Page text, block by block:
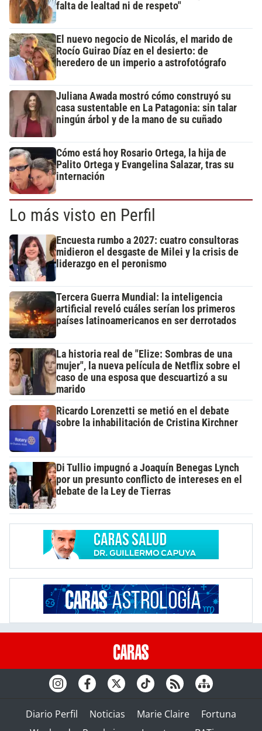
falta de lealtad ni de respeto"
El nuevo negocio de Nicolás, el marido de
Rocío Guirao Díaz en el desierto: de
heredero de un imperio a astrofotógrafo
Juliana Awada mostró cómo construyó su
casa sustentable en La Patagonia: sin talar
ningún árbol y de la mano de su cuñado
Cómo está hoy Rosario Ortega, la hija de
Palito Ortega y Evangelina Salazar, tras su
internación
Lo más visto en Perfil
Encuesta rumbo a 2027: cuatro consultoras
midieron el desgaste de Milei y la crisis de
liderazgo en el peronismo
Tercera Guerra Mundial: la inteligencia
artificial reveló cuáles serían los primeros
países latinoamericanos en ser derrotados
La historia real de "Elize: Sombras de una
mujer", la nueva película de Netflix sobre el
caso de una esposa que descuartizó a su
marido
Ricardo Lorenzetti se metió en el debate
sobre la inhabilitación de Cristina Kirchner
Di Tullio impugnó a Joaquín Benegas Lynch
por un presunto conflicto de intereses en el
debate de la Ley de Tierras
Diario Perfil Noticias Marie Claire
Fortuna